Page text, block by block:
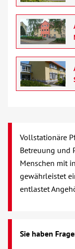
Vollstationäre
Wohnen mit
Wohngruppen
Beratung &
Begegnung
Über uns
Vollstationäre
Betreuung und
Menschen mit
gewährleistet
entlastet
Sie haben